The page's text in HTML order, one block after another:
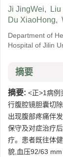
Ji JingWei, Liu
Du XiaoHong,
Department of
Hospital of Jilin
摘要
摘要: <正>1病例
行腹腔镜胆囊切
出现腹部疼痛伴
保守及对症治疗
疗。患者既往体
貌,血压92/63